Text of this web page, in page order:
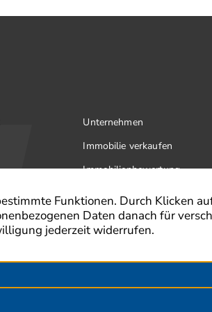
Unternehmen
Immobilie verkaufen
Immobilienbewertung
Aktuelles
Finanzierung
Erklärung zur Barrierefreiheit